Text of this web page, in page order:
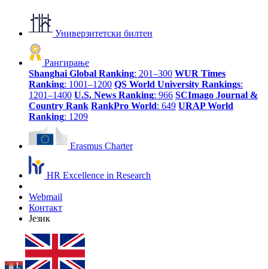
Универзитетски билтен
Рангирање
Shanghai Global Ranking: 201–300 WUR Times
Ranking: 1001–1200 QS World University Rankings:
1201–1400 U.S. News Ranking: 966 SCImago Journal &
Country Rank RankPro World: 649 URAP World
Ranking: 1209
Erasmus Charter
HR Excellence in Research
Webmail
Контакт
Језик